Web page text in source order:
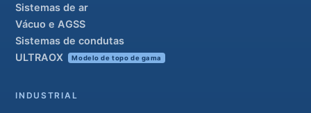
Sistemas de ar
Vácuo e AGSS
Sistemas de condutas
ULTRAOX
Modelo de topo de gama
INDUSTRIAL